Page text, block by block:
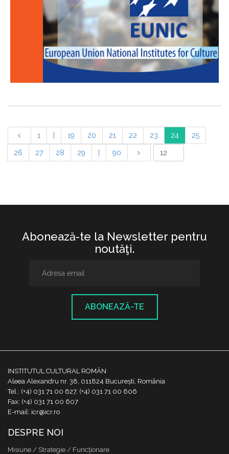
1 19 20 21 22 23 24 25
26 27 28 29 90
Abonează-te la Newsletter pentru
noutăţi.
ABONEAZĂ-TE
INSTITUTUL CULTURAL ROMÂN
Aleea Alexandru nr. 38, 011824 București, România
Tel.: (+4) 031 71 00 627, (+4) 031 71 00 606
Fax: (+4) 031 71 00 607
E-mail: icr@icr.ro
DESPRE NOI
Misiune / Strategie / Funcţionare